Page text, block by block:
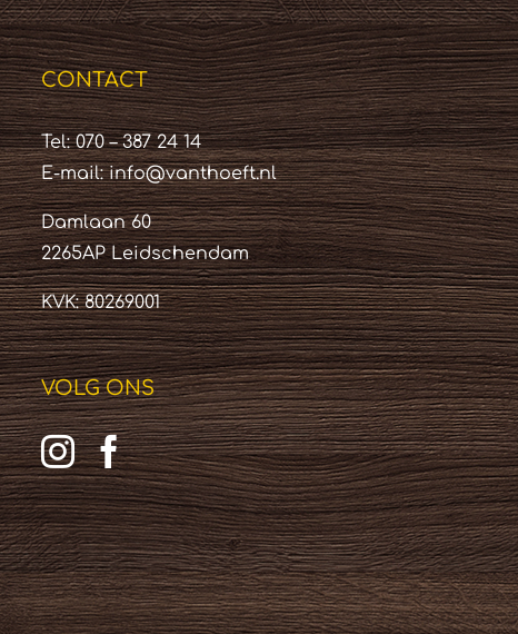
CONTACT
Tel: 070 – 387 24 14
E-mail:info@vanthoeft.nl
Damlaan 60
2265AP Leidschendam
KVK: 80269001
VOLG ONS